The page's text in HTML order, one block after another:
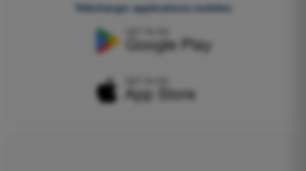
Télécharger applications mobiles